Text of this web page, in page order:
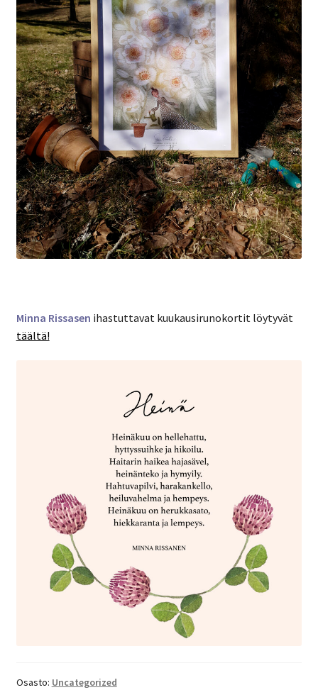
Minna Rissasen ihastuttavat kuukausirunokortit löytyvät
täältä!
Osasto: Uncategorized